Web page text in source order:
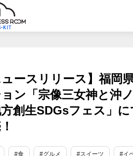
ュースリリース】福岡
ン「宗像三女神と沖
方創生SDGsフェス」
#食 #グルメ #スイーツ #イ